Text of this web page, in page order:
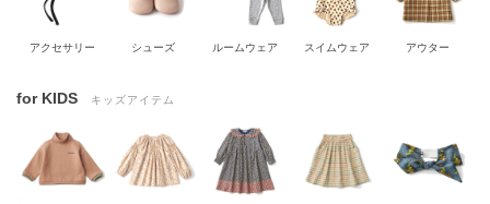
アクセサリー シューズ ルームウェア スイムウェア アウター
for KIDS キッズアイテム